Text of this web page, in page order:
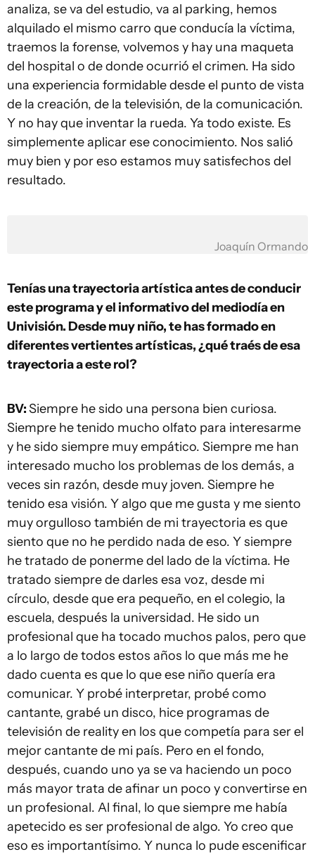
analiza, se va del estudio, va al parking, hemos
alquilado el mismo carro que conducía la víctima,
traemos la forense, volvemos y hay una maqueta
del hospital o de donde ocurrió el crimen. Ha sido
una experiencia formidable desde el punto de vista
de la creación, de la televisión, de la comunicación.
Y no hay que inventar la rueda. Ya todo existe. Es
simplemente aplicar ese conocimiento. Nos salió
muy bien y por eso estamos muy satisfechos del
resultado.
Joaquín Ormando
Tenías una trayectoria artística antes de conducir
este programa y el informativo del mediodía en
Univisión. Desde muy niño, te has formado en
diferentes vertientes artísticas, ¿qué traés de esa
trayectoria a este rol?
BV:Siempre he sido una persona bien curiosa.
Siempre he tenido mucho olfato para interesarme
y he sido siempre muy empático. Siempre me han
interesado mucho los problemas de los demás, a
veces sin razón, desde muy joven. Siempre he
tenido esa visión. Y algo que me gusta y me siento
muy orgulloso también de mi trayectoria es que
siento que no he perdido nada de eso. Y siempre
he tratado de ponerme del lado de la víctima. He
tratado siempre de darles esa voz, desde mi
círculo, desde que era pequeño, en el colegio, la
escuela, después la universidad. He sido un
profesional que ha tocado muchos palos, pero que
a lo largo de todos estos años lo que más me he
dado cuenta es que lo que ese niño quería era
comunicar. Y probé interpretar, probé como
cantante, grabé un disco, hice programas de
televisión de reality en los que competía para ser el
mejor cantante de mi país. Pero en el fondo,
después, cuando uno ya se va haciendo un poco
más mayor trata de afinar un poco y convertirse en
un profesional. Al final, lo que siempre me había
apetecido es ser profesional de algo. Yo creo que
eso es importantísimo. Y nunca lo pude escenificar